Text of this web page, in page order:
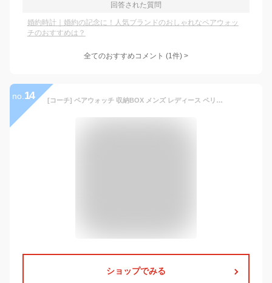
回答された質問
婚約時計｜婚約の記念に！人気ブランドのおしゃれなペアウォッ
チのおすすめは？
全てのおすすめコメント (1件) >
no. 14 [コーチ] ペアウォッチ 収納BOX メンズ レディース ペリー シルバー ブラウン レザー 1450338814503388 腕時計 [並行輸入品]
ショップでみる